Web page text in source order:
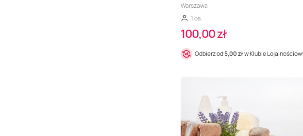
Warszawa
1 os.
100,00 zł
Odbierz od5,00 złw Klubie